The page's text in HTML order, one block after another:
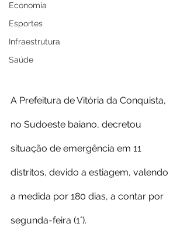
Economia
Esportes
Infraestrutura
Saúde
A Prefeitura de Vitória da Conquista,
no Sudoeste baiano, decretou
situação de emergência em 11
distritos, devido a estiagem, valendo
a medida por 180 dias, a contar por
segunda-feira (1°).